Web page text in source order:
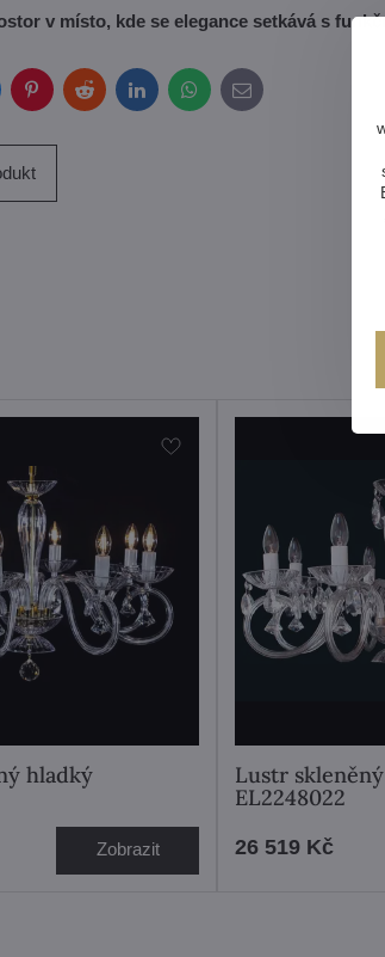
v místo, kde se elegance setkává s
PinterestRedditLinkedInWhatsApp
E-
mail
hladký
Zobrazit
Lustr
EL2248022
26 519 Kč